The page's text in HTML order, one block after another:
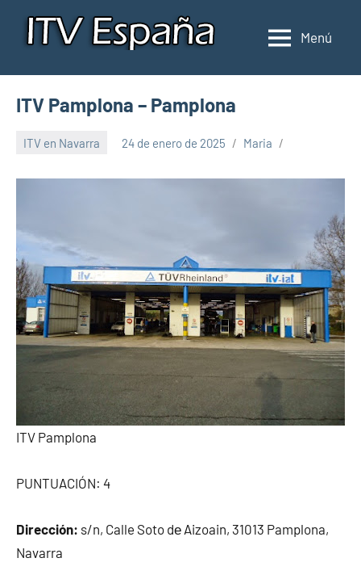
Inspección
de
Donde
España
Menú
ITV Pamplona – Pamplona
ITV en Navarra 24 de enero de 2025 Maria
ITV Pamplona
PUNTUACIÓN: 4
Dirección: s/n, Calle Soto dе Aizoain, 31013 Pamplona,
Navarra